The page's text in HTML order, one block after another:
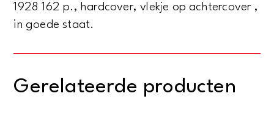
1928 162 p., hardcover, vlekje op achtercover ,
in goede staat.
Gerelateerde producten